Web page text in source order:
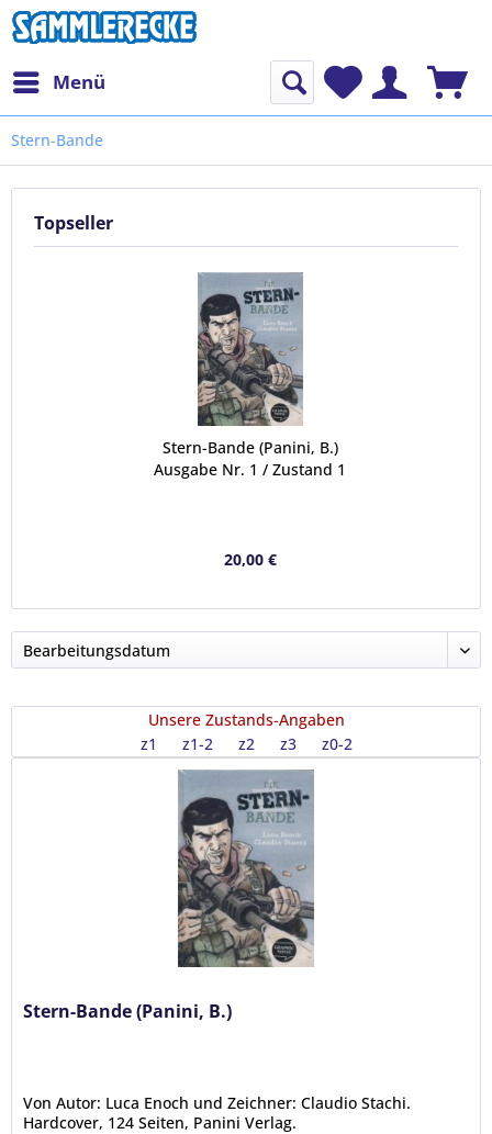
Menü
Stern-Bande
Topseller
Stern-Bande (Panini, B.)
Ausgabe Nr. 1 / Zustand 1
20,00 €
Unsere Zustands-Angaben
z1
z1-2 z2 z3 z0-2
Stern-Bande (Panini, B.)
Von Autor: Luca Enoch und Zeichner: Claudio Stachi.
Hardcover, 124 Seiten, Panini Verlag.